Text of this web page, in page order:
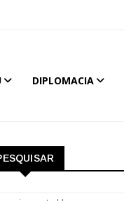
DIPLOMACIA